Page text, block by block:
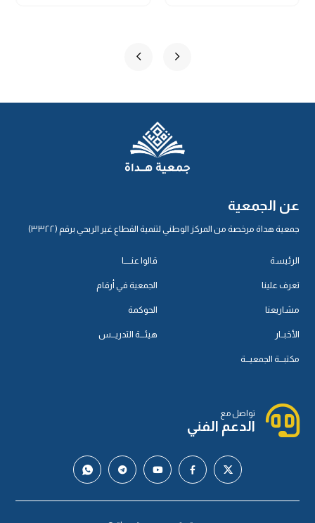
عن الجمعية
جمعية هداة مرخصة من المركز الوطني لتنمية القطاع غير الربحي برقم (٣٣٢٢)
الرئيسة
تعرف علينا
مشاريعنا
الأخبــار
مكتبـــة الجمعيـــة
قالوا عنـــــا
الجمعية في أرقام
الحوكمة
هيئـــة التدريـــس
تواصل مع
الدعم الفني